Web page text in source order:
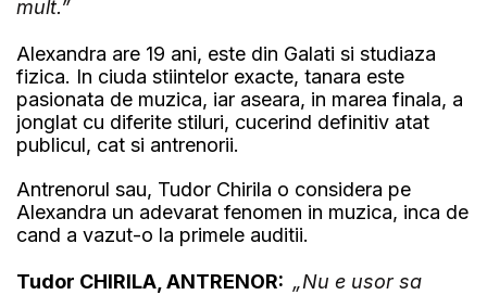
mult.”
Alexandra are 19 ani, este din Galati si studiaza
fizica. In ciuda stiintelor exacte, tanara este
pasionata de muzica, iar aseara, in marea finala, a
jonglat cu diferite stiluri, cucerind definitiv atat
publicul, cat si antrenorii.
Antrenorul sau, Tudor Chirila o considera pe
Alexandra un adevarat fenomen in muzica, inca de
cand a vazut-o la primele auditii.
Tudor CHIRILA, ANTRENOR: „Nu e usor sa